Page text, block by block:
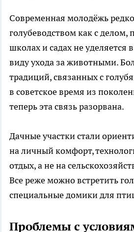
Современная молодёжь
голубеводством как с делом,
школах и садах не уделяется
виду ухода за животными.
традиций, связанных с
в советское время из
теперь эта связь разорвана.
Дачные участки стали
на личный комфорт,
отдых, а не на
Все реже можно встретить
специальные домики для
Проблемы с